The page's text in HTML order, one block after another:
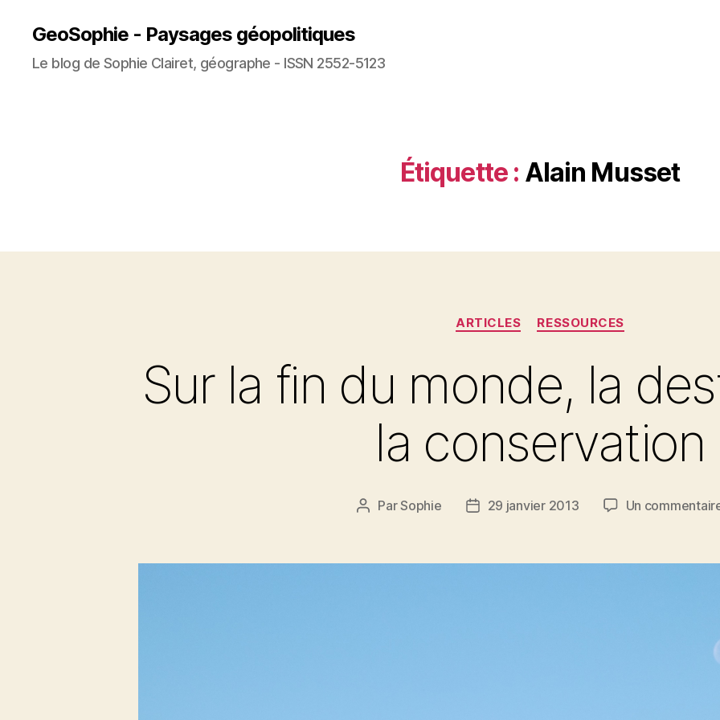
GeoSophie - Paysages géopolitiques
Le blog de Sophie Clairet, géographe - ISSN 2552-5123
Étiquette : Alain Musset
Catégories
ARTICLES RESSOURCES
Sur la fin du monde, la
la conservation
Auteur
ParSophie
Date29 janvier 2013 Un